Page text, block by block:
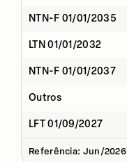
NTN-F 01/01/2035
LTN 01/01/2032
NTN-F 01/01/2037
Outros
LFT 01/09/2027
Referência: Jun/2026